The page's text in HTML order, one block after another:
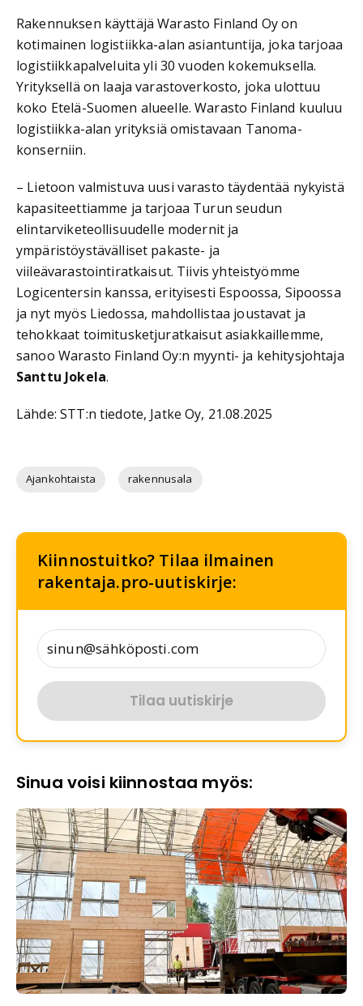
Rakennuksen käyttäjä Warasto Finland Oy on
kotimainen logistiikka-alan asiantuntija, joka tarjoaa
logistiikkapalveluita yli 30 vuoden kokemuksella.
Yrityksellä on laaja varastoverkosto, joka ulottuu
koko Etelä-Suomen alueelle. Warasto Finland kuuluu
logistiikka-alan yrityksiä omistavaan Tanoma-
konserniin.
– Lietoon valmistuva uusi varasto täydentää nykyistä
kapasiteettiamme ja tarjoaa Turun seudun
elintarviketeollisuudelle modernit ja
ympäristöystävälliset pakaste- ja
viileävarastointiratkaisut. Tiivis yhteistyömme
Logicentersin kanssa, erityisesti Espoossa, Sipoossa
ja nyt myös Liedossa, mahdollistaa joustavat ja
tehokkaat toimitusketjuratkaisut asiakkaillemme,
sanoo Warasto Finland Oy:n myynti- ja kehitysjohtaja
Santtu Jokela.
Lähde: STT:n tiedote, Jatke Oy, 21.08.2025
Ajankohtaista rakennusala
Kiinnostuitko? Tilaa ilmainen
rakentaja.pro-uutiskirje:
Tilaa uutiskirje
Sinua voisi kiinnostaa myös: